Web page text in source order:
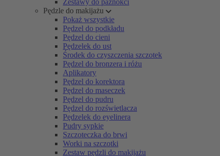
Zestawy do paznokci
Pędzle do makijażu
Pokaż wszystkie
Pędzel do podkładu
Pędzel do cieni
Pędzelek do ust
Środek do czyszczenia szczotek
Pędzel do bronzera i różu
Aplikatory
Pędzel do korektora
Pędzel do maseczek
Pędzel do pudru
Pędzel do rozświetlacza
Pędzelek do eyelinera
Pudry sypkie
Szczoteczka do brwi
Worki na szczotki
Zestaw pędzli do makijażu